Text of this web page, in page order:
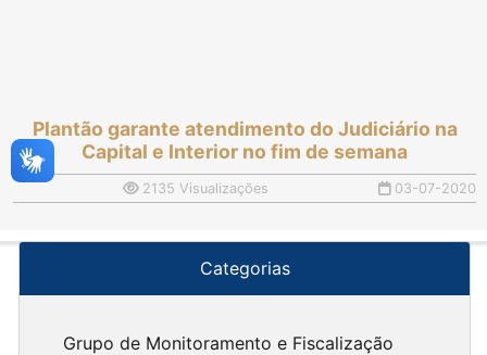
Plantão garante atendimento do Judiciário na
Capital e Interior no fim de semana
2135 Visualizações 03-07-2020
Categorias
Grupo de Monitoramento e Fiscalização